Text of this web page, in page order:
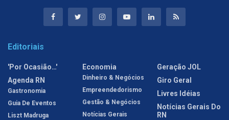
Editoriais
'Por Ocasião…'
Agenda RN
Gastronomia
Guia De Eventos
Liszt Madruga
Economia
Dinheiro & Negócios
Empreendedorismo
Gestão & Negócios
Notícias Gerais
Geração JOL
Giro Geral
Livres Idéias
Notícias Gerais Do
RN